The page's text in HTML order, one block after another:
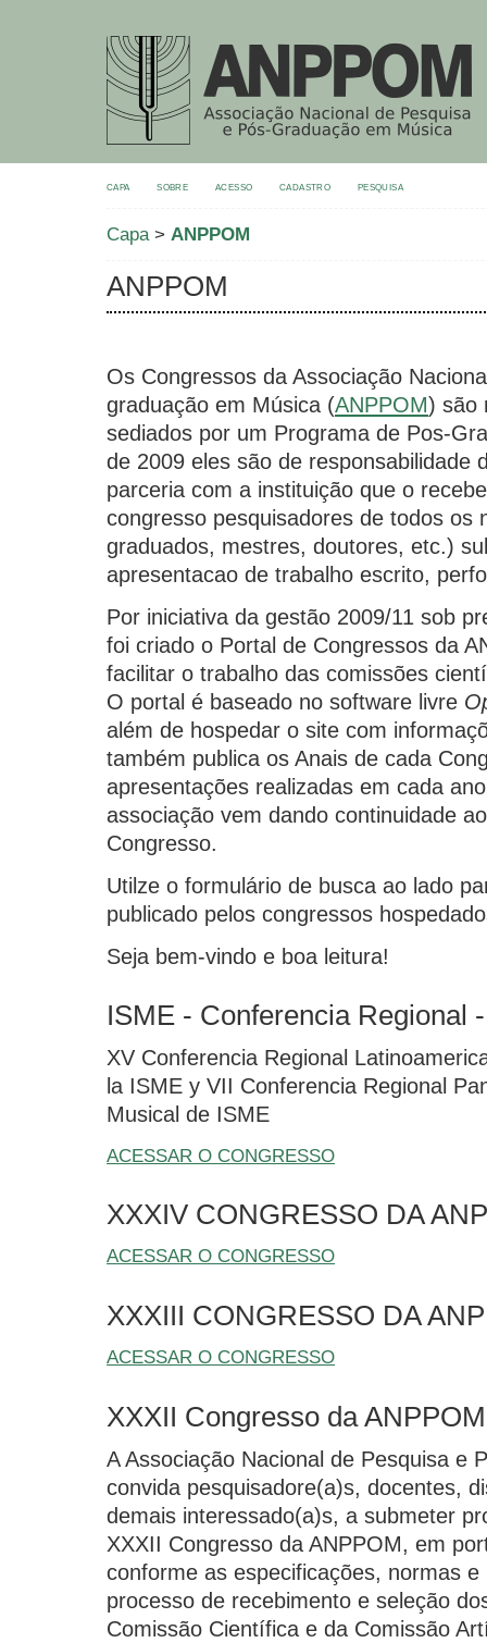
CAPA SOBRE ACESSO CADASTRO PESQUISA
Capa> ANPPOM
ANPPOM
Os Congressos da Associação
graduação em Música (ANPPOM) são
sediados por um Programa de Pos-
de 2009 eles são de responsabilidade
parceria com a instituição que o
congresso pesquisadores de todos os
graduados, mestres, doutores, etc.)
apresentacao de trabalho escrito,
Por iniciativa da gestão 2009/11 sob
foi criado o Portal de Congressos da
facilitar o trabalho das comissões
O portal é baseado no software livre
além de hospedar o site com
também publica os Anais de cada
apresentações realizadas em cada
associação vem dando continuidade
Congresso.
Utilze o formulário de busca ao lado
publicado pelos congressos
Seja bem-vindo e boa leitura!
ISME - Conferencia Regional
XV Conferencia Regional
la ISME y VII Conferencia Regional
Musical de ISME
ACESSAR O CONGRESSO
XXXIV CONGRESSO DA
ACESSAR O CONGRESSO
XXXIII CONGRESSO DA
ACESSAR O CONGRESSO
XXXII Congresso da ANPPOM
A Associação Nacional de Pesquisa e
convida pesquisadore(a)s, docentes,
demais interessado(a)s, a submeter
XXXII Congresso da ANPPOM, em
conforme as especificações, normas
processo de recebimento e seleção
Comissão Científica e da Comissão